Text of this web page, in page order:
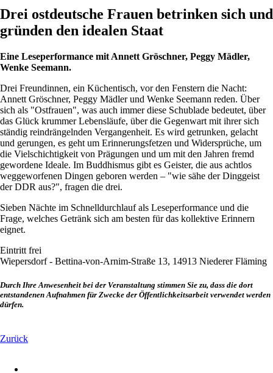
Drei ostdeutsche Frauen betrinken sich und
gründen den idealen Staat
Eine Leseperformance mit Annett Gröschner, Peggy Mädler,
Wenke Seemann.
Drei Freundinnen, ein Küchentisch, vor den Fenstern die Nacht:
Annett Gröschner, Peggy Mädler und Wenke Seemann reden. Über
sich als "Ostfrauen", was auch immer diese Schublade bedeutet, über
das Glück krummer Lebensläufe, über die Gegenwart mit ihrer sich
ständig reindrängelnden Vergangenheit. Es wird getrunken, gelacht
und gerungen, es geht um Erinnerungsfetzen und Widersprüche, um
die Vielschichtigkeit von Prägungen und um mit den Jahren fremd
gewordene Ideale. Im Buddhismus gibt es Geister, die aus achtlos
weggeworfenen Dingen geboren werden – "wie sähe der Dinggeist
der DDR aus?", fragen die drei.
Sieben Nächte im Schnelldurchlauf als Leseperformance und die
Frage, welches Getränk sich am besten für das kollektive Erinnern
eignet.
Eintritt frei
Wiepersdorf - Bettina-von-Arnim-Straße 13, 14913 Niederer Fläming
Durch Ihre Anwesenheit bei der Veranstaltung stimmen Sie zu, dass die dort
entstandenen Aufnahmen für Zwecke der Öffentlichkeitsarbeit verwendet werden
dürfen.
Zurück
überspringen